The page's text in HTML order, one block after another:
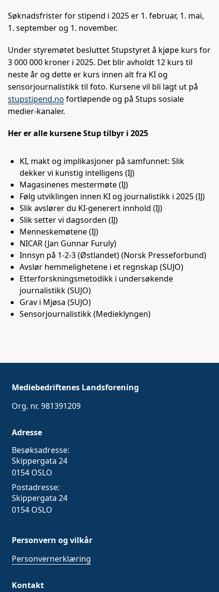
o
d
t
Søknadsfrister for stipend i 2025 er 1. februar, 1. mai,
1. september og 1. november.
Under styremøtet besluttet Stupstyret å kjøpe kurs for
3 000 000 kroner i 2025. Det blir avholdt 12 kurs til
neste år og dette er kurs innen alt fra KI og
sensorjournalistikk til foto. Kursene vil bli lagt ut på
stupstipend.no fortløpende og på Stups sosiale
medier-kanaler.
Her er alle kursene Stup tilbyr i 2025
KI, makt og implikasjoner på samfunnet: Slik
dekker vi kunstig intelligens (IJ)
Magasinenes mestermøte (IJ)
Følg utviklingen innen KI og journalistikk i 2025 (IJ)
Slik avslører du KI-generert innhold (IJ)
Slik setter vi dagsorden (IJ)
Menneskemøtene (IJ)
NICAR (Jan Gunnar Furuly)
Innsyn på 1-2-3 (Østlandet) (Norsk Presseforbund)
Avslør hemmelighetene i et regnskap (SUJO)
Etterforskningsmetodikk i undersøkende
journalistikk (SUJO)
Grav i Mjøsa (SUJO)
Sensorjournalistikk (Medieklyngen)
Mediebedriftenes Landsforening
Org. nr. 981391209
Adresse
Besøksadresse:
Skippergata 24
0154 OSLO
Postadresse:
Skippergata 24
0154 OSLO
Personvern og vilkår
Personvernerklæring
Kontakt